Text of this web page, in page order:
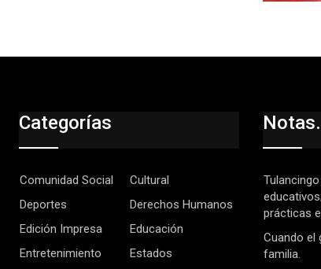
Categorías
Comunidad Social
Cultural
Deportes
Derechos Humanos
Edición Impresa
Educación
Entretenimiento
Estados
Notas.
prácticas
Cuando el
familia.